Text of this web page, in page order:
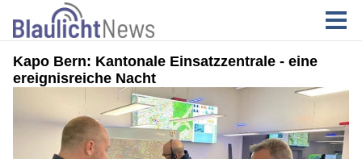
Kapo Bern: Kantonale Einsatzzentrale - eine
ereignisreiche Nacht